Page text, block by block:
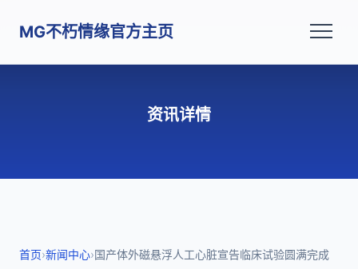
MG不朽情缘官方主页
资讯详情
首页›新闻中心›国产体外磁悬浮人工心脏宣告临床试验圆满完成